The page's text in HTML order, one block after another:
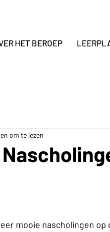
HET BEROEP
om te lezen
mooie nascholingen